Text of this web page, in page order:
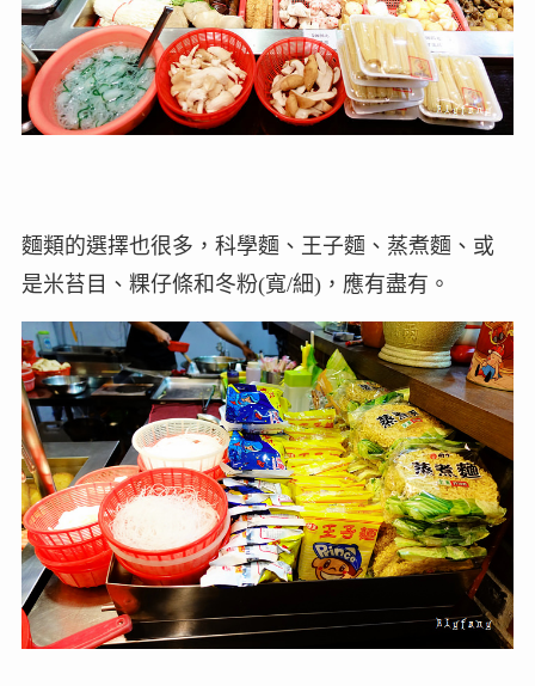
麵類的選擇也很多，科學麵、王子麵、蒸煮麵、或
是米苔目、粿仔條和冬粉(寬/細)，應有盡有。